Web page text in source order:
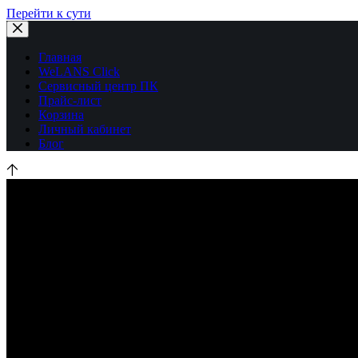
Перейти к сути
Главная
WeLANS Click
Сервисный центр ПК
Прайс-лист
Корзина
Личный кабинет
Блог